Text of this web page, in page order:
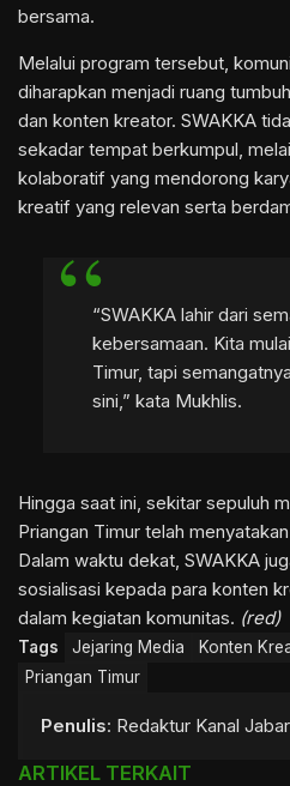
bersama.
Melalui program tersebut,
diharapkan menjadi ruang
dan konten kreator. SWAKKA
sekadar tempat berkumpul,
kolaboratif yang mendorong
kreatif yang relevan serta
“SWAKKA lahir dari
kebersamaan. Kita
Timur, tapi
sini,” kata Mukhlis.
Hingga saat ini, sekitar sepuluh
Priangan Timur telah
Dalam waktu dekat, SWAKKA
sosialisasi kepada para konten
dalam kegiatan komunitas. (red)
Tags Jejaring Media Konten
Priangan Timur
Penulis: Redaktur Kanal Jabar
ARTIKEL TERKAIT